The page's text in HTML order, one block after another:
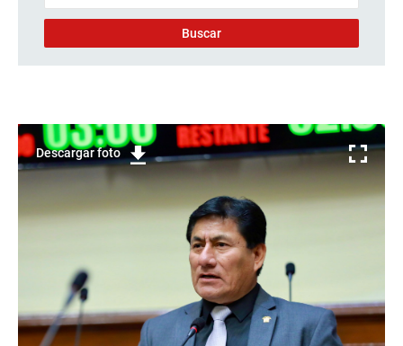
Descargar foto